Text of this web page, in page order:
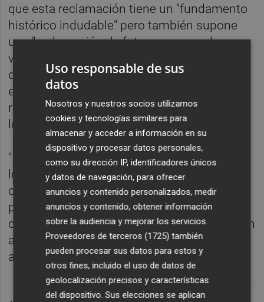
que esta reclamación tiene un "fundamento
histórico indudable" pero también supone
una "reclamación de futuro para que los
valencianos dispongan de una herramienta
que les permita mejorar su calidad de vida
en cuestiones tan cotidianas como el
régimen matrimonial, la herencia o la
legislación de parejas de hecho".
"Nos abre la posibilidad de tener una
legislación moderna que por ejemplo
contemple la sucesión de empresas
posibilitando en muchos casos la
continuidad aquellos pequeños negocios tan
arraigados en nuestro tejido productivo", ha
afirmado la asociación.
Uso responsable de sus
datos
Nosotros y nuestros socios utilizamos
cookies y tecnologías similares para
almacenar y acceder a información en su
dispositivo y procesar datos personales,
como su dirección IP, identificadores únicos
y datos de navegación, para ofrecer
anuncios y contenido personalizados, medir
anuncios y contenido, obtener información
sobre la audiencia y mejorar los servicios.
Proveedores de terceros (1725) también
pueden procesar sus datos para estos y
otros fines, incluido el uso de datos de
geolocalización precisos y características
del dispositivo. Sus elecciones se aplican